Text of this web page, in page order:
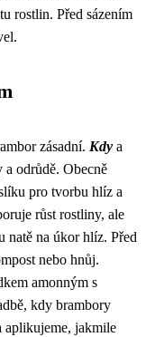
rostlin. Před sázením
zásadní. Kdy a
odrůdě. Obecně
pro tvorbu hlíz a
růst rostliny, ale
natě na úkor hlíz. Před
nebo hnůj.
amonným s
kdy brambory
aplikujeme, jakmile